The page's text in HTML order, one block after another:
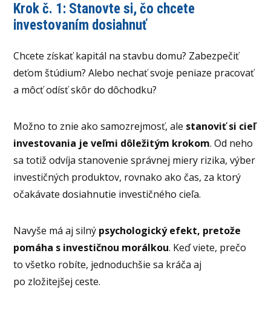
Krok č. 1: Stanovte si, čo chcete
investovaním dosiahnuť
Chcete získať kapitál na stavbu domu? Zabezpečiť
deťom štúdium? Alebo nechať svoje peniaze pracovať
a môcť odísť skôr do dôchodku?
Možno to znie ako samozrejmosť, ale stanoviť si cieľ
investovania je veľmi dôležitým krokom. Od neho
sa totiž odvíja stanovenie správnej miery rizika, výber
investičných produktov, rovnako ako čas, za ktorý
očakávate dosiahnutie investičného cieľa.
Navyše má aj silný psychologický efekt, pretože
pomáha s investičnou morálkou. Keď viete, prečo
to všetko robíte, jednoduchšie sa kráča aj
po zložitejšej ceste.